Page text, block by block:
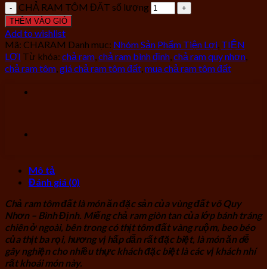
CHẢ RAM TÔM ĐẤT số lượng
THÊM VÀO GIỎ
Add to wishlist
Mã: CHARAM Danh mục: Nhóm Sản Phẩm Tiện Lợi, TIỆN
LỢI Từ khóa: chả ram,chả ram bình định,chả ram quy nhơn,
chả ram tôm,giá chả ram tôm đất,mua chả ram tôm đất
Mô tả
Đánh giá (0)
Chả ram tôm đất là món ăn đặc sản của vùng đất võ Quy
Nhơn – Bình Định. Miếng chả ram giòn tan của lớp bánh tráng
chiên ở ngoài, bên trong có thịt tôm đất vàng ruộm, beo béo
của thịt ba rọi, hương vị hấp dẫn rất đặc biệt, là món ăn dễ
gây nghiện cho nhiều thực khách đặc biệt là các vị khách nhí
rất khoái món này.